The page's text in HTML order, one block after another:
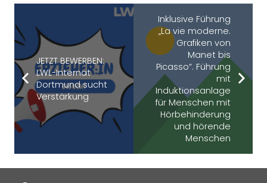
JETZT BEWERBEN:
LWL-Internat
Dortmund sucht
Verstärkung
Inklusive Führung
„La vie moderne.
Grafiken von
Manet bis
Picasso“. Führung
mit
Induktionsanlage
für Menschen mit
Hörbehinderung
und hörende
Menschen